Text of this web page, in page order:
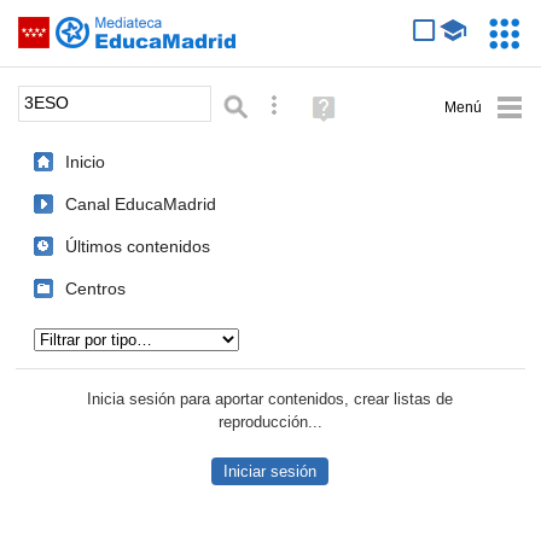
Saltar navegación
Palabra o frase: Búsqueda avanzada
Ayuda
(en
Inicio
Canal EducaMadrid
Últimos contenidos
Centros
Inicia sesión para aportar contenidos, crear listas de
reproducción...
Iniciar sesión